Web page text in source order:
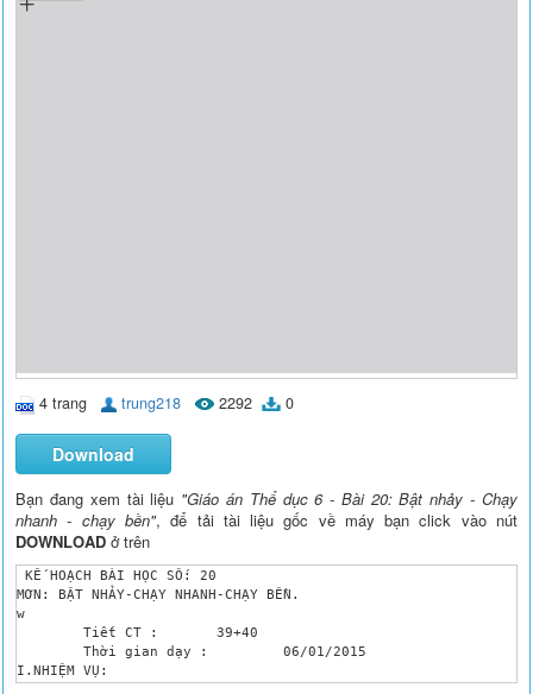
4 trang trung218 2292 0
Download
Bạn đang xem tài liệu "Giáo án Thể dục 6 - Bài 20: Bật nhảy - Chạy
nhanh - chạy bền", để tải tài liệu gốc về máy bạn click vào nút
DOWNLOAD ở trên
KẾ HOẠCH BÀI HỌC SỐ: 20
MƠN: BẬT NHẢY-CHẠY NHANH-CHẠY BỀN.
w
	Tiết CT :	39+40
	Thời gian dạy : 	06/01/2015
I.NHIỆM VỤ:
	1. Bật nhảy: Ôn động tác đá lăng trước, trước-sau, ngang.